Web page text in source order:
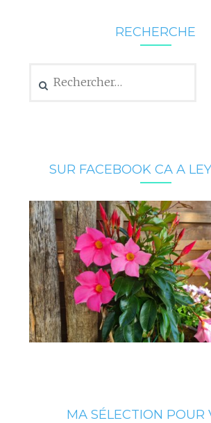
RECHERCHE
SUR FACEBOOK CA A
MA SÉLECTION POUR